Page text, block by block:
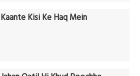
Kaante Kisi Ke Haq Mein